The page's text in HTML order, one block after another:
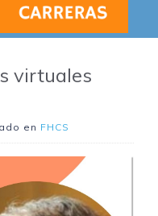
virtuales
en FHCS